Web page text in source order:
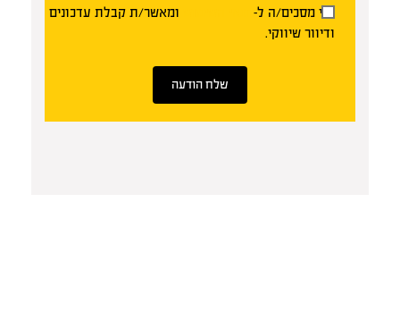
אני מסכים/ה ל-
ומאשר/ת קבלת עדכונים
ודיוור שיווקי.
שלח הודעה